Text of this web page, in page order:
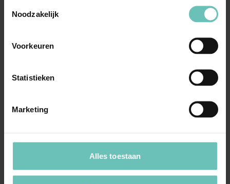
Noodzakelijk
Voorkeuren
Statistieken
Marketing
Alles toestaan
arbitraal vonnis waaraan in Tsjechisch arbitraal
van art. 1064 lid 3 (oud) Rv